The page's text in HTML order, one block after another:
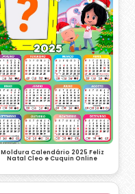
Moldura Calendário 2025 Feliz
Natal Cleo e Cuquin Online